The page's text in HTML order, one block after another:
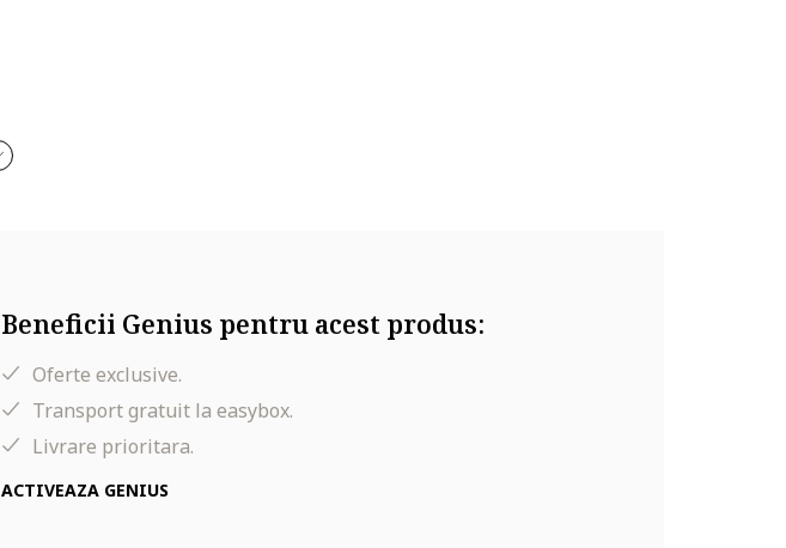
Beneficii Genius pentru acest produs:
Oferte exclusive.
Transport gratuit la easybox.
Livrare prioritara.
ACTIVEAZA GENIUS